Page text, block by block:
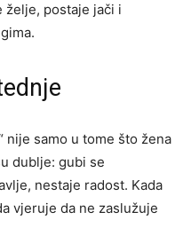
želje, postaje jači i
nije samo u tome što žena
dublje: gubi se
nestaje radost. Kada
vjeruje da ne zaslužuje